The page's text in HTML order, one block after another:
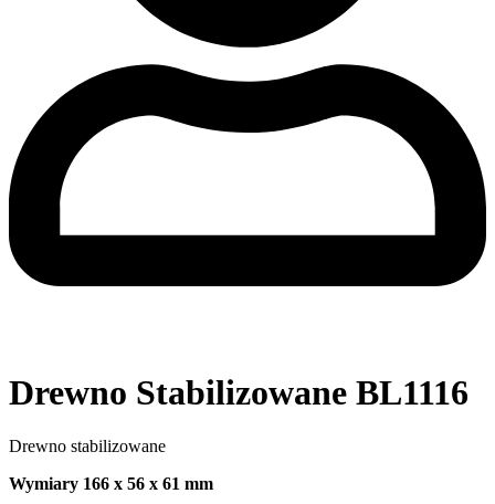
Drewno Stabilizowane BL1116
Drewno stabilizowane
Wymiary 166 x 56 x 61 mm